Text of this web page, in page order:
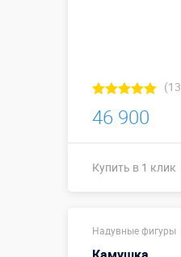
46 900
Купить в 1 клик
Надувные фигуры